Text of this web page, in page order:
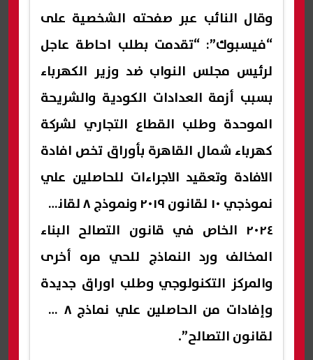
وقال النائب عبر صفحته الشخصية على
“فيسبوك”: “تقدمت بطلب احاطة عاجل
لرئيس مجلس النواب ضد وزير الكهرباء
بسبب أزمة العدادات الكودية والشريحة
الموحدة وطلب القطاع التجاري لشركة
كهرباء شمال القاهرة بأوراق تخص افادة
الافادة وتعقيد الاجراءات للحاصلين علي
نموذجي ١٠ لقانون ٢٠١٩ ونموذج ٨ لقانون
٢٠٢٤ الخاص في قانون التصالح البناء
المخالف ورد النماذج للحي مره أخرى
والمركز التكنولوجي وطلب اوراق جديدة
وإفادات من الحاصلين علي نماذج ٨ و١٠
لقانون التصالح”.